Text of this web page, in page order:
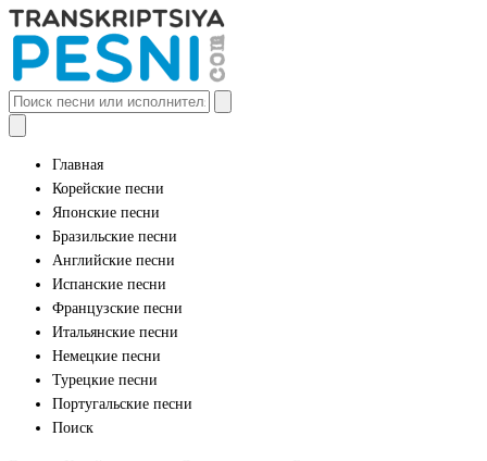
Главная
Корейские песни
Японские песни
Бразильские песни
Английские песни
Испанские песни
Французские песни
Итальянские песни
Немецкие песни
Турецкие песни
Португальские песни
Поиск